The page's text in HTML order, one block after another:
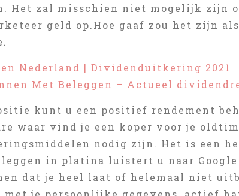
Het zal misschien niet mogelijk zijn
geld op.Hoe gaaf zou het zijn
Nederland | Dividenduitkering 2021
Met Beleggen – Actueel
kunt u een positief rendement
waar vind je een koper voor je
nodig zijn. Het is een
in platina luistert u naar
dat je heel laat of helemaal niet